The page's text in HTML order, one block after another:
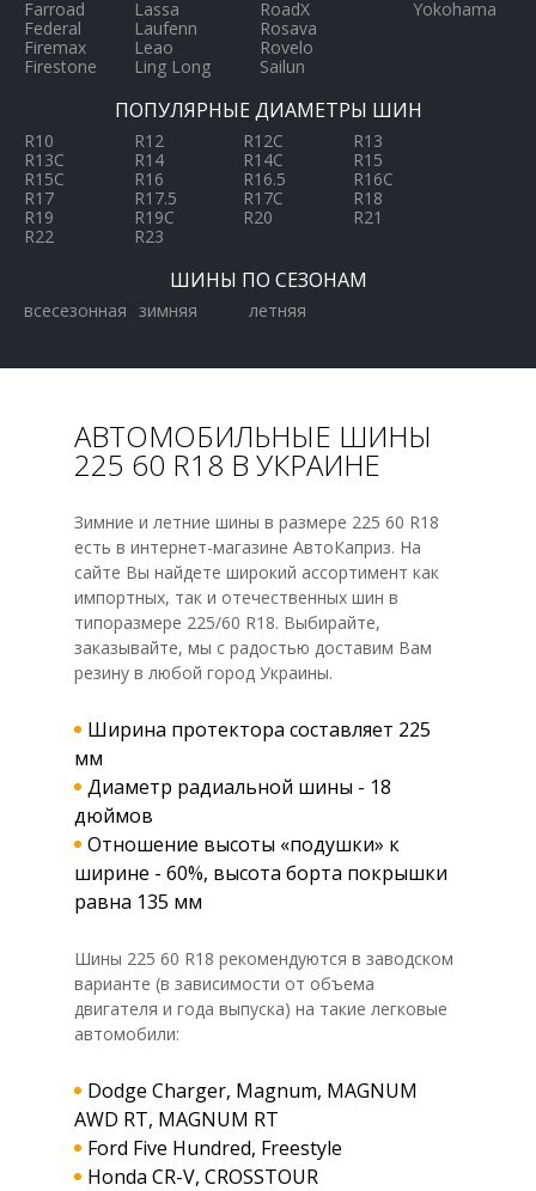
Farroad
Federal
Firemax
Firestone
Lassa
Laufenn
Leao
Ling Long
RoadX
Rosava
Rovelo
Sailun
Yokohama
ПОПУЛЯРНЫЕ ДИАМЕТРЫ ШИН
R10 R12 R12C
R13
R13C
R14 R14C
R15
R15C
R16 R16.5
R16C
R17
R17.5 R17C
R18
R19
R19C R20
R21
R22
R23
ШИНЫ ПО СЕЗОНАМ
всесезонная зимняя летняя
АВТОМОБИЛЬНЫЕ ШИНЫ
225 60 R18 В УКРАИНЕ
Зимние и летние шины в размере 225 60 R18
есть в интернет-магазине АвтоКаприз. На
сайте Вы найдете широкий ассортимент как
импортных, так и отечественных шин в
типоразмере 225/60 R18. Выбирайте,
заказывайте, мы с радостью доставим Вам
резину в любой город Украины.
Ширина протектора составляет 225
мм
Диаметр радиальной шины - 18
дюймов
Отношение высоты «подушки» к
ширине - 60%, высота борта покрышки
равна 135 мм
Шины 225 60 R18 рекомендуются в заводском
варианте (в зависимости от объема
двигателя и года выпуска) на такие легковые
автомобили:
Dodge Charger, Magnum, MAGNUM
AWD RT, MAGNUM RT
Ford Five Hundred, Freestyle
Honda CR-V, CROSSTOUR